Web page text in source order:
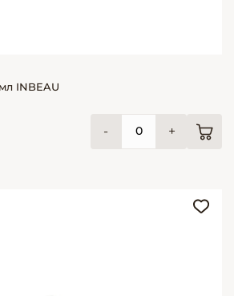
INBEAU
- +